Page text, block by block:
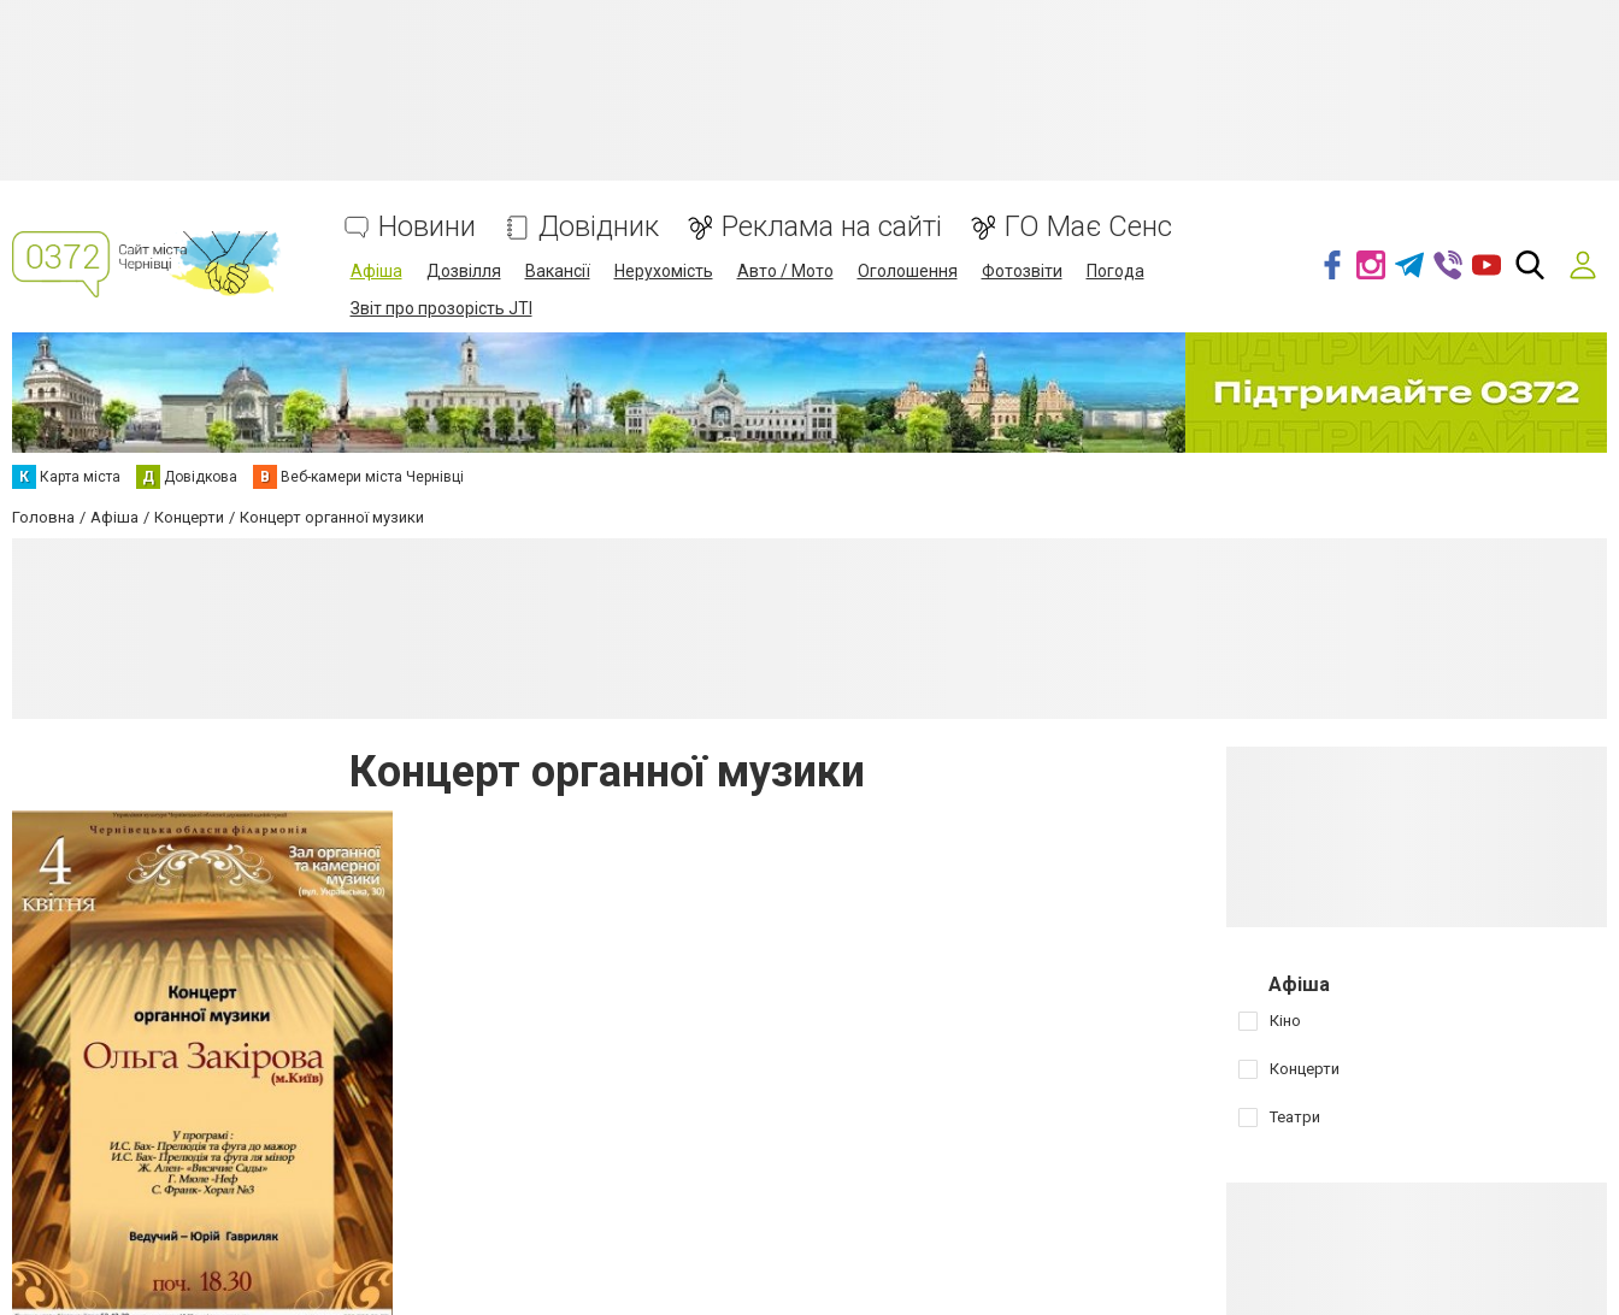
Новини Довідник Реклама на сайті ГО Має Сенс
Афіша Дозвілля Вакансії Нерухомість Авто / Мото Оголошення Фотозвіти
Погода
Звіт про прозорість JTI
К Карта міста Д Довідкова В Веб-камери міста Чернівці
Головна Афіша Концерти Концерт органної музики
Концерт органної музики
Афіша
Кіно
Концерти
Театри